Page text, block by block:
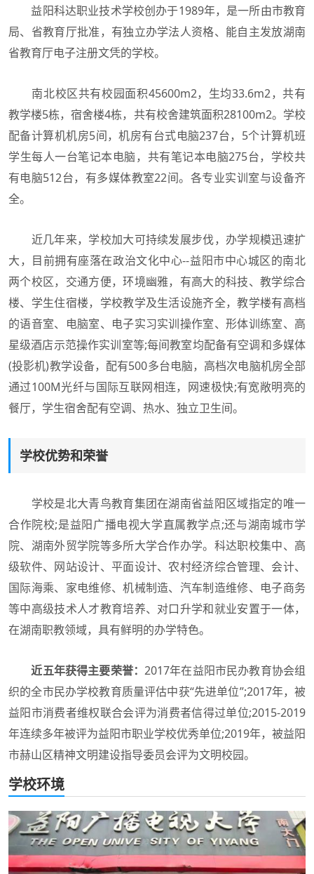
益阳科达职业技术学校创办于1989年，是一所由市教育
局、省教育厅批准，有独立办学法人资格、能自主发放湖南
省教育厅电子注册文凭的学校。
南北校区共有校园面积45600m2，生均33.6m2，共有
教学楼5栋，宿舍楼4栋，共有校舍建筑面积28100m2。学校
配备计算机机房5间，机房有台式电脑237台，5个计算机班
学生每人一台笔记本电脑，共有笔记本电脑275台，学校共
有电脑512台，有多媒体教室22间。各专业实训室与设备齐
全。
近几年来，学校加大可持续发展步伐，办学规模迅速扩
大，目前拥有座落在政治文化中心--益阳市中心城区的南北
两个校区，交通方便，环境幽雅，有高大的科技、教学综合
楼、学生住宿楼，学校教学及生活设施齐全，教学楼有高档
的语音室、电脑室、电子实习实训操作室、形体训练室、高
星级酒店示范操作实训室等;每间教室均配备有空调和多媒体
(投影机)教学设备，配有500多台电脑，高档次电脑机房全部
通过100M光纤与国际互联网相连，网速极快;有宽敞明亮的
餐厅，学生宿舍配有空调、热水、独立卫生间。
学校优势和荣誉
学校是北大青鸟教育集团在湖南省益阳区域指定的唯一
合作院校;是益阳广播电视大学直属教学点;还与湖南城市学
院、湖南外贸学院等多所大学合作办学。科达职校集中、高
级软件、网站设计、平面设计、农村经济综合管理、会计、
国际海乘、家电维修、机械制造、汽车制造维修、电子商务
等中高级技术人才教育培养、对口升学和就业安置于一体，
在湖南职教领域，具有鲜明的办学特色。
近五年获得主要荣誉：2017年在益阳市民办教育协会组
织的全市民办学校教育质量评估中获“先进单位”;2017年，被
益阳市消费者维权联合会评为消费者信得过单位;2015-2019
年连续多年被评为益阳市职业学校优秀单位;2019年，被益阳
市赫山区精神文明建设指导委员会评为文明校园。
学校环境